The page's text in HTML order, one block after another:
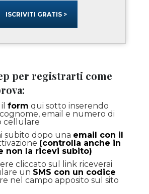
ISCRIVITI GRATIS >
per registrarti come
form qui sotto inserendo
email e numero di
cellulare
subito dopo una email con il
(controlla anche in
non la ricevi subito)
cliccato sul link riceverai
un SMS con un codice
nel campo apposito sul sito